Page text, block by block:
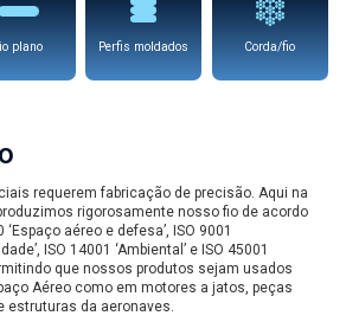
plano Perfis moldados Corda/fio
requerem fabricação de precisão. Aqui na
rigorosamente nosso fio de acordo
aéreo e defesa’, ISO 9001
ISO 14001 ‘Ambiental’ e ISO 45001
que nossos produtos sejam usados
Aéreo como em motores a jatos, peças
estruturas da aeronaves.